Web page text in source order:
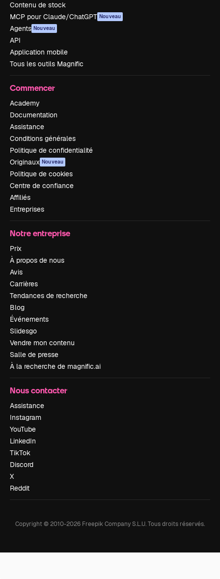
Contenu de stock
MCP pour Claude/ChatGPT Nouveau
Agents Nouveau
API
Application mobile
Tous les outils Magnific
Commencer
Academy
Documentation
Assistance
Conditions générales
Politique de confidentialité
Originaux Nouveau
Politique de cookies
Centre de confiance
Affiliés
Entreprises
Notre entreprise
Prix
À propos de nous
Avis
Carrières
Tendances de recherche
Blog
Événements
Slidesgo
Vendre mon contenu
Salle de presse
À la recherche de magnific.ai
Nous contacter
Assistance
Instagram
YouTube
LinkedIn
TikTok
Discord
X
Reddit
Copyright © 2010-2026 Freepik Company S.L.U.Tous droits réservés.